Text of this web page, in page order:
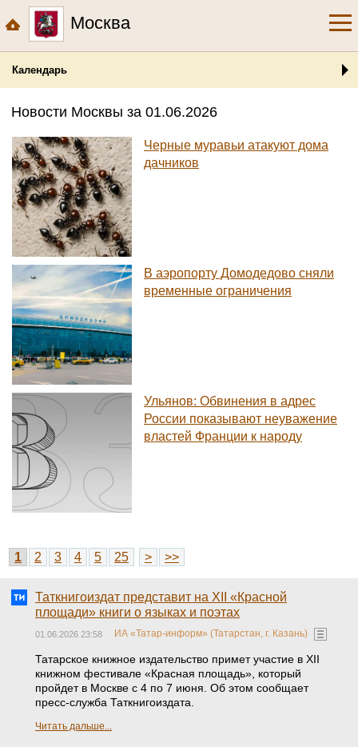
Москва
Календарь
Новости Москвы за 01.06.2026
Черные муравьи атакуют дома
дачников
В аэропорту Домодедово сняли
временные ограничения
Ульянов: Обвинения в адрес
России показывают неуважение
властей Франции к народу
1 2 3 4 5 25 > >>
Таткнигоиздат представит на XII «Красной
площади» книги о языках и поэтах
01.06.2026 23:58 ИА «Татар-информ» (Татарстан, г. Казань)
Татарское книжное издательство примет участие в XII
книжном фестивале «Красная площадь», который
пройдет в Москве с 4 по 7 июня. Об этом сообщает
пресс-служба Таткнигоиздата.
Читать дальше...